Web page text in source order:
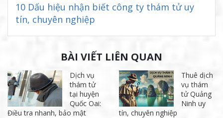
10 Dấu hiệu nhận biết công ty thám tử uy
tín, chuyên nghiệp
BÀI VIẾT LIÊN QUAN
Dịch vụ
thám tử
tại huyện
Quốc Oai:
Điều tra nhanh, bảo mật
Thuê dịch
vụ thám
tử Quảng
Ninh uy
tín, chuyên nghiệp